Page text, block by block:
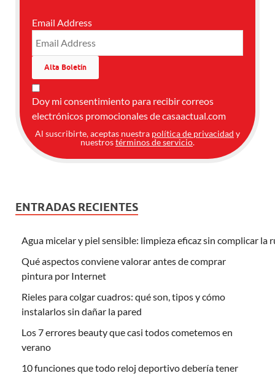
Email Address
Doy mi consentimiento para recibir correos
electrónicos promocionales de casaactual.com
Al suscribirte, aceptas nuestra política de privacidad y
nuestrostérminos de servicio.
ENTRADAS RECIENTES
Agua micelar y piel sensible: limpieza eficaz sin complicar la
Qué aspectos conviene valorar antes de comprar
pintura por Internet
Rieles para colgar cuadros: qué son, tipos y cómo
instalarlos sin dañar la pared
Los 7 errores beauty que casi todos cometemos en
verano
10 funciones que todo reloj deportivo debería tener